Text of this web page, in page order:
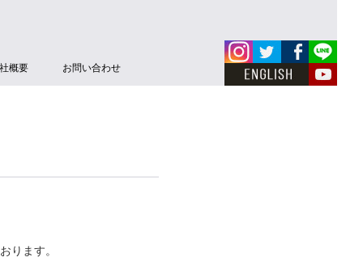
概要 お問い合わせ
ります。